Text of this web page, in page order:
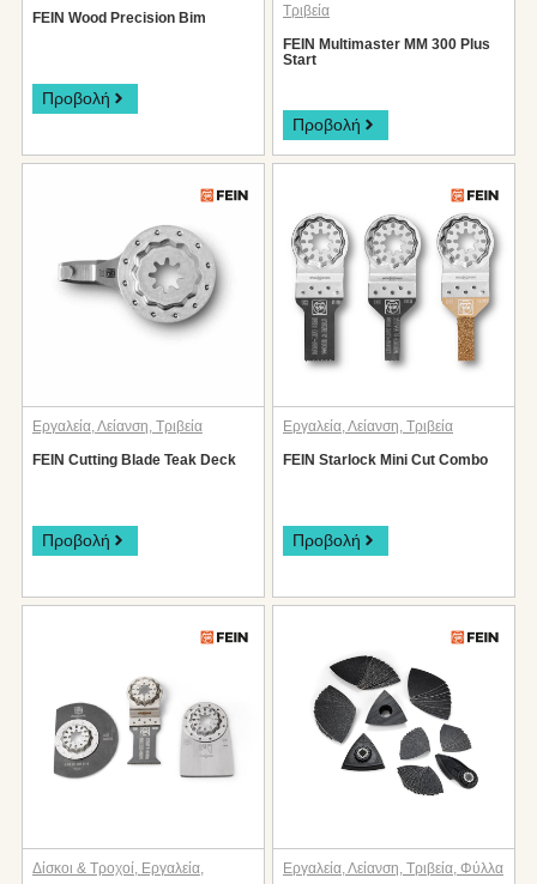
FEIN Wood Precision Bim
Προβολή
Τριβεία
FEIN Multimaster MM 300 Plus
Start
Προβολή
Εργαλεία, Λείανση Τριβεία
FEIN Cutting Blade Teak Deck
Προβολή
Εργαλεία Λείανση Τριβεία
FEIN Starlock Mini Cut Combo
Προβολή
Δίσκοι & Τροχοί, Εργαλεία, Εργαλεία Λείανση Τριβεία Φύλλα